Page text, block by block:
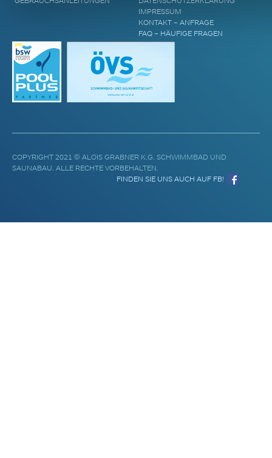
IMPRESSUM
KONTAKT – ANFRAGE
FAQ – HÄUFIGE FRAGEN
COPYRIGHT 2021 © ALOIS GRABNER K.G. SCHWIMMBAD UND
SAUNABAU. ALLE RECHTE VORBEHALTEN.
FINDEN SIE UNS AUCH AUF FB!